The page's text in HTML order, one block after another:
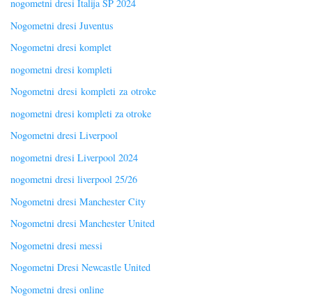
nogometni dresi Italija SP 2024
Nogometni dresi Juventus
Nogometni dresi komplet
nogometni dresi kompleti
Nogometni dresi kompleti za otroke
nogometni dresi kompleti za otroke
Nogometni dresi Liverpool
nogometni dresi Liverpool 2024
nogometni dresi liverpool 25/26
Nogometni dresi Manchester City
Nogometni dresi Manchester United
Nogometni dresi messi
Nogometni Dresi Newcastle United
Nogometni dresi online